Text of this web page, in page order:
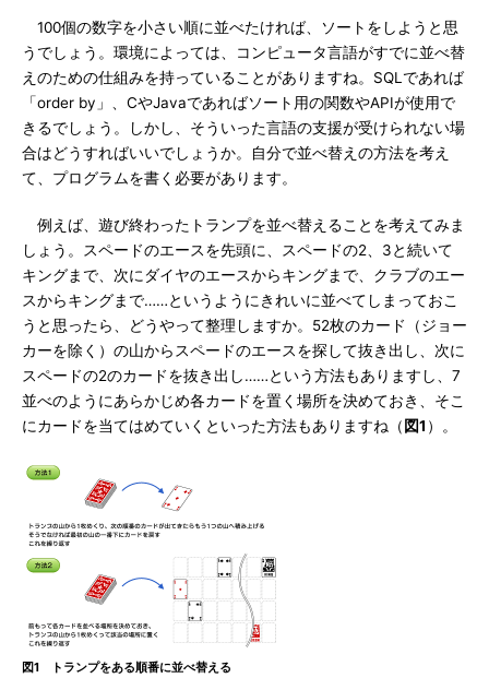
100個の数字を小さい順に並べたければ、ソートをしようと思
うでしょう。環境によっては、コンピュータ言語がすでに並べ替
えのための仕組みを持っていることがありますね。SQLであれば
「order by」、CやJavaであればソート用の関数やAPIが使用で
きるでしょう。しかし、そういった言語の支援が受けられない場
合はどうすればいいでしょうか。自分で並べ替えの方法を考え
て、プログラムを書く必要があります。
例えば、遊び終わったトランプを並べ替えることを考えてみま
しょう。スペードのエースを先頭に、スペードの2、3と続いて
キングまで、次にダイヤのエースからキングまで、クラブのエー
スからキングまで……というようにきれいに並べてしまっておこ
うと思ったら、どうやって整理しますか。52枚のカード（ジョー
カーを除く）の山からスペードのエースを探して抜き出し、次に
スペードの2のカードを抜き出し……という方法もありますし、7
並べのようにあらかじめ各カードを置く場所を決めておき、そこ
にカードを当てはめていくといった方法もありますね（ 図1 ）。
図1 トランプをある順番に並べ替える